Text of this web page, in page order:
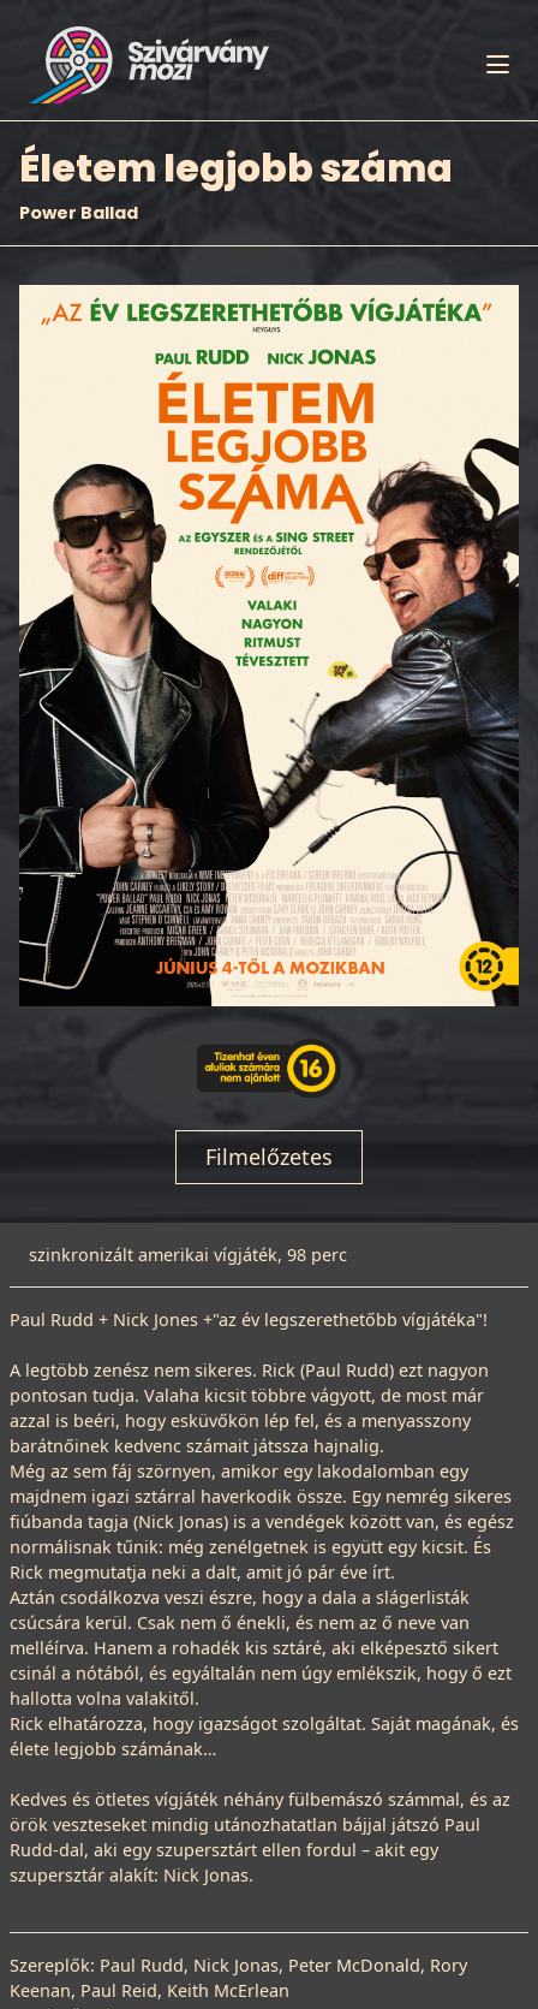
Életem legjobb száma
Power Ballad
Filmelőzetes
szinkronizált amerikai vígjáték, 98 perc
Paul Rudd + Nick Jones +"az év legszerethetőbb vígjátéka"!
A legtöbb zenész nem sikeres. Rick (Paul Rudd) ezt nagyon
pontosan tudja. Valaha kicsit többre vágyott, de most már
azzal is beéri, hogy esküvőkön lép fel, és a menyasszony
barátnőinek kedvenc számait játssza hajnalig.
Még az sem fáj szörnyen, amikor egy lakodalomban egy
majdnem igazi sztárral haverkodik össze. Egy nemrég sikeres
fiúbanda tagja (Nick Jonas) is a vendégek között van, és egész
normálisnak tűnik: még zenélgetnek is együtt egy kicsit. És
Rick megmutatja neki a dalt, amit jó pár éve írt.
Aztán csodálkozva veszi észre, hogy a dala a slágerlisták
csúcsára kerül. Csak nem ő énekli, és nem az ő neve van
melléírva. Hanem a rohadék kis sztáré, aki elképesztő sikert
csinál a nótából, és egyáltalán nem úgy emlékszik, hogy ő ezt
hallotta volna valakitől.
Rick elhatározza, hogy igazságot szolgáltat. Saját magának, és
élete legjobb számának…
Kedves és ötletes vígjáték néhány fülbemászó számmal, és az
örök veszteseket mindig utánozhatatlan bájjal játszó Paul
Rudd-dal, aki egy szupersztárt ellen fordul – akit egy
szupersztár alakít: Nick Jonas.
Szereplők: Paul Rudd, Nick Jonas, Peter McDonald, Rory
Keenan, Paul Reid, Keith McErlean